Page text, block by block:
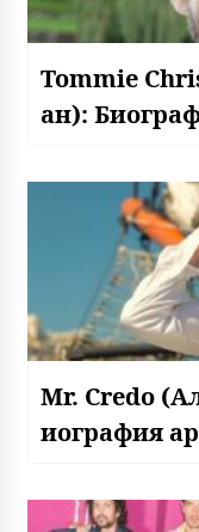
Tommie
ан):
Mr. Credo
иография